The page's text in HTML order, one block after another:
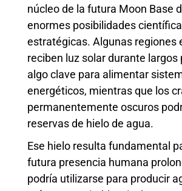
núcleo de la futura Moon Base
enormes posibilidades
estratégicas. Algunas regiones
reciben luz solar durante largos
algo clave para alimentar
energéticos, mientras que los
permanentemente oscuros
reservas de hielo de agua.
Ese hielo resulta fundamental
futura presencia humana
podría utilizarse para producir